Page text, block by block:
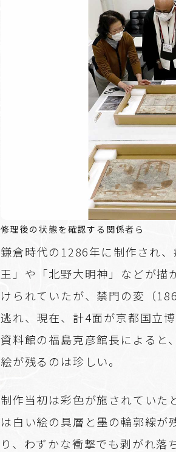
修理後の状態を確認する関係者ら
鎌倉時代の1286年に制作され
王」や「北野大明神」などが描
けられていたが、禁門の変（
逃れ、現在、計4面が京都国立
資料館の福島克彦館長によると
絵が残るのは珍しい。
制作当初は彩色が施されていた
は白い絵の具層と墨の輪郭線が
り、わずかな衝撃でも剥がれ落